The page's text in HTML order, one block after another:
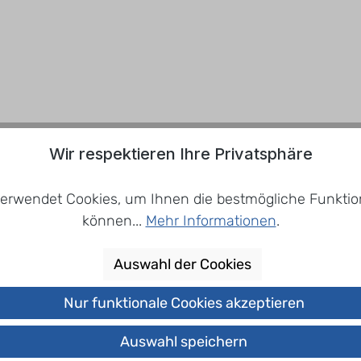
Wir respektieren Ihre Privatsphäre
Cookies, um Ihnen die bestmögliche
können... Mehr Informationen.
Auswahl der Cookies
Nur funktionale Cookies akzeptieren
Auswahl speichern